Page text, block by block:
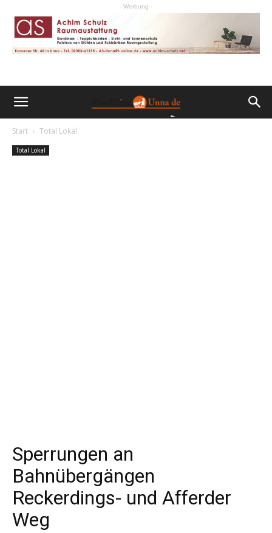
- Werbung -
Start Total Lokal
Total Lokal
Sperrungen an
Bahnübergängen
Reckerdings- und Afferder
Weg